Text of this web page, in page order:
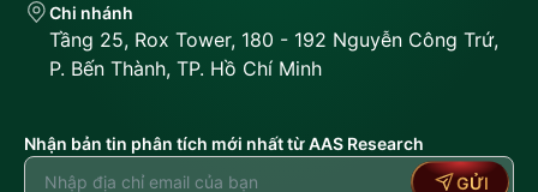
Chi nhánh
Tầng 25, Rox Tower, 180 - 192 Nguyễn Công Trứ,
P. Bến Thành, TP. Hồ Chí Minh
Nhận bản tin phân tích mới nhất từ AAS Research
GỬI